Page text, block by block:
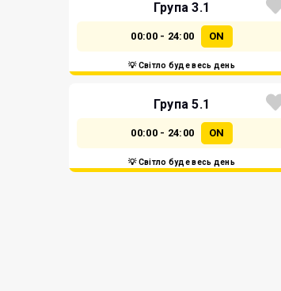
Група 3.1
00:00 - 24:00 ON
💡 Світло буде весь день
Група 5.1
00:00 - 24:00 ON
💡 Світло буде весь день